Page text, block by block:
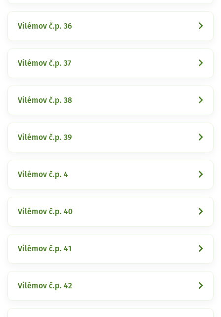
Vilémov č.p. 36
Vilémov č.p. 37
Vilémov č.p. 38
Vilémov č.p. 39
Vilémov č.p. 4
Vilémov č.p. 40
Vilémov č.p. 41
Vilémov č.p. 42